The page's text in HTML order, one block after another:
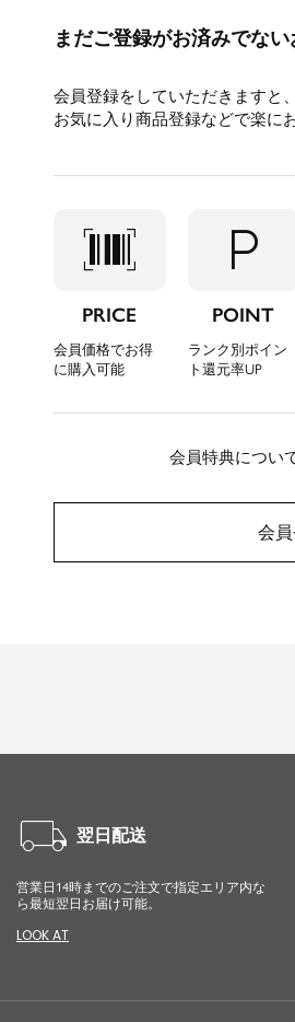
まだご登録がお済みでな
会員登録をしていただきますと
お気に入り商品登録などで楽に
barcode_scanner
PRICE
会員価格でお得
に購入可能
local_parking
POINT
ランク別ポイン
ト還元率UP
会員特典につい
会
local_shipping 翌日配送
営業日14時までのご注文で指定エリア内な
ら最短翌日お届け可能。
LOOK AT